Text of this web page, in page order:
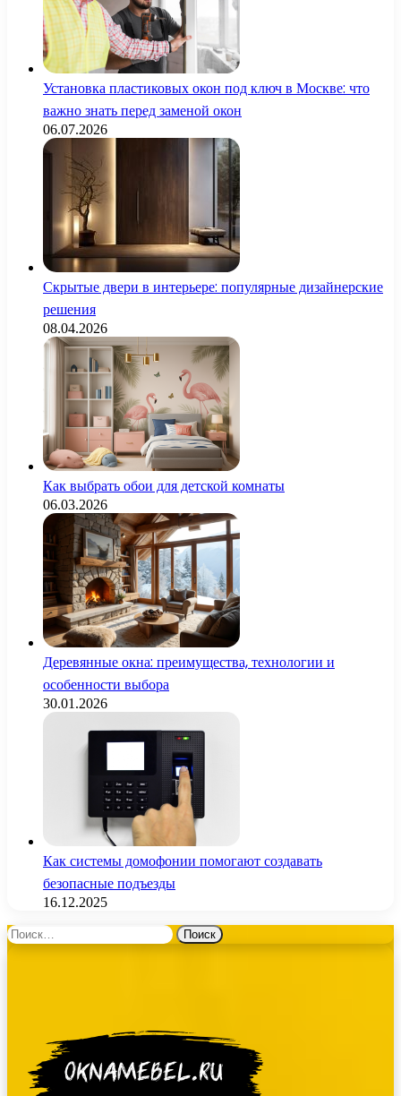
Установка пластиковых окон под ключ в Москве: что
важно знать перед заменой окон
06.07.2026
Скрытые двери в интерьере: популярные дизайнерские
решения
08.04.2026
Как выбрать обои для детской комнаты
06.03.2026
Деревянные окна: преимущества, технологии и
особенности выбора
30.01.2026
Как системы домофонии помогают создавать
безопасные подъезды
16.12.2025
Найти: